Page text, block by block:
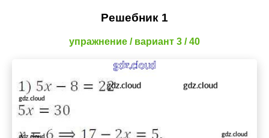
Решебник 1
упражнение / вариант 3 / 40